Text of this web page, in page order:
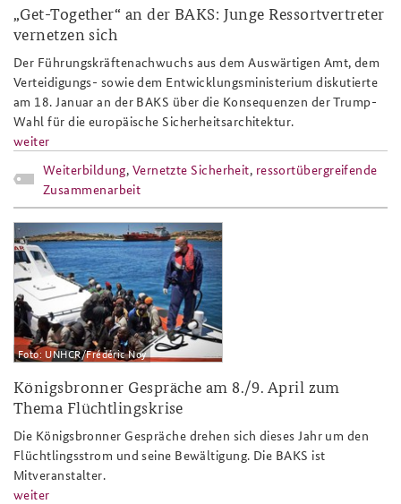
„Get-Together“ an der BAKS: Junge Ressortvertreter
vernetzen sich
Der Führungskräftenachwuchs aus dem Auswärtigen Amt, dem
Verteidigungs- sowie dem Entwicklungsministerium diskutierte
am 18. Januar an der BAKS über die Konsequenzen der Trump-
Wahl für die europäische Sicherheitsarchitektur.
weiter
Weiterbildung, Vernetzte Sicherheit, ressortübergreifende
Zusammenarbeit
kbg2016_ankuendigung_slider.jpg
Foto: UNHCR/Frédéric Noy
Königsbronner Gespräche am 8./9. April zum
Thema Flüchtlingskrise
Die Königsbronner Gespräche drehen sich dieses Jahr um den
Flüchtlingsstrom und seine Bewältigung. Die BAKS ist
Mitveranstalter.
weiter